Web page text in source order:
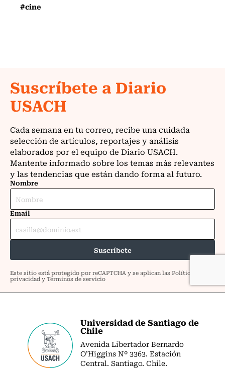
#cine
Universidad de Santiago de
Chile
Avenida Libertador Bernardo
O’Higgins Nº 3363. Estación
Central. Santiago. Chile.